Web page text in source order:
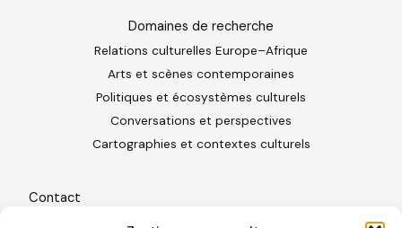
Domaines de recherche
Relations culturelles Europe–Afrique
Arts et scènes contemporaines
Politiques et écosystèmes culturels
Conversations et perspectives
Cartographies et contextes culturels
Contact